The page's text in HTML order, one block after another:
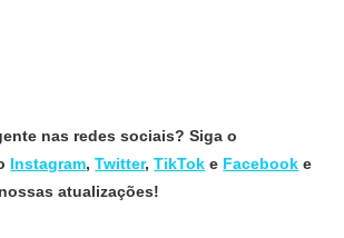
nas redes sociais? Siga o
Instagram,Twitter, TikTok e Facebook e
atualizações!